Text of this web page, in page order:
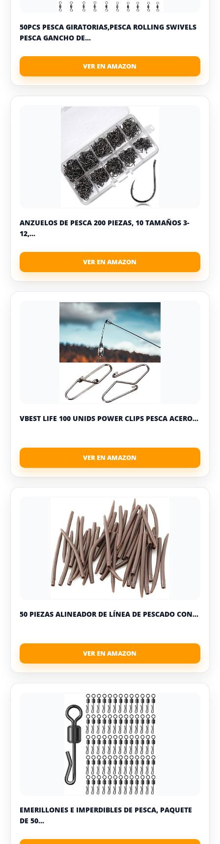
50PCS PESCA GIRATORIAS,PESCA ROLLING SWIVELS
PESCA GANCHO DE...
ANZUELOS DE PESCA 200 PIEZAS, 10 TAMAÑOS 3-
12,...
VBEST LIFE 100 UNIDS POWER CLIPS PESCA ACERO...
50 PIEZAS ALINEADOR DE LÍNEA DE PESCADO CON...
EMERILLONES E IMPERDIBLES DE PESCA, PAQUETE
DE 50...